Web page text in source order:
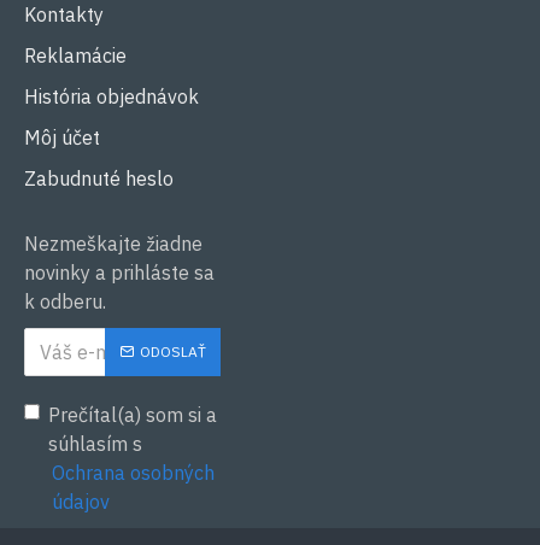
Kontakty
Reklamácie
História objednávok
Môj účet
Zabudnuté heslo
Nezmeškajte žiadne
novinky a prihláste sa
k odberu.
ODOSLAŤ
Prečítal(a) som si a
súhlasím s
Ochrana osobných
údajov